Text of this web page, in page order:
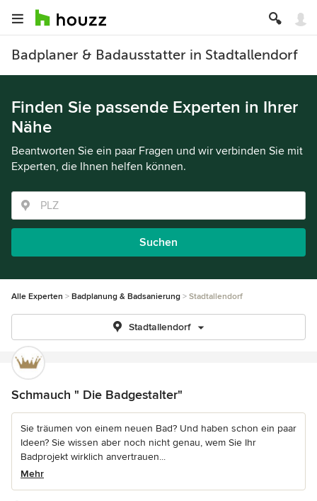
Badplaner & Badausstatter in Stadtallendorf
Finden Sie passende Experten in Ihrer
Nähe
Beantworten Sie ein paar Fragen und wir verbinden Sie mit
Experten, die Ihnen helfen können.
Suchen
Alle Experten Badplanung & Badsanierung Stadtallendorf
Stadtallendorf
Schmauch " Die Badgestalter"
Sie träumen von einem neuen Bad? Und haben schon ein paar
Ideen? Sie wissen aber noch nicht genau, wem Sie Ihr
Badprojekt wirklich anvertrauen...
Mehr